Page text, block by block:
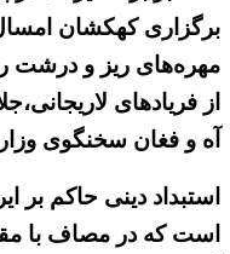
برگزاری کهکشان
مهره‌های ریز و درشت
از فریادهای
آه و فغان سخنگوی
استبداد دینی حاکم بر
است که در مصاف با